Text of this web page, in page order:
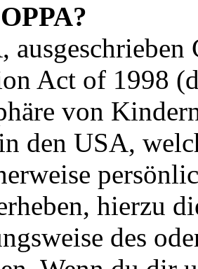
Act of 1998
von
den USA,
hierzu
des